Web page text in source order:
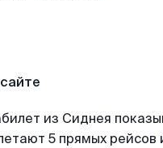
из Сиднея
5 прямых рейсов